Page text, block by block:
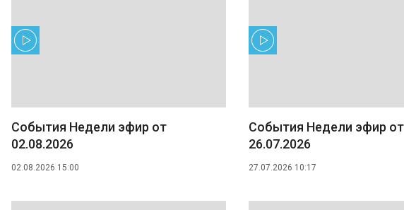
События Недели эфир от
02.08.2026
02.08.2026 15:00
События Недели эфир от
26.07.2026
27.07.2026 10:17